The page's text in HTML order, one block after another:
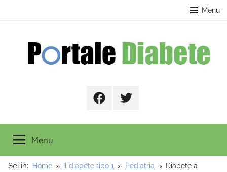
Menu
FacebookTwitter
Menu
Sei in: Home Il diabete tipo 1 Pediatria
Diabete a